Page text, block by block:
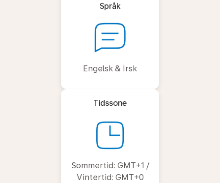
Språk
Engelsk & Irsk
Tidssone
Sommertid: GMT+1 /
Vintertid: GMT+0